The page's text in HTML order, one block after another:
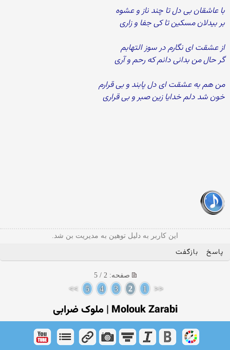
با عاشقان بی دل تا چند ناز و عشوه
بر بیدلان مسکین تا کی جفا و زاری
از عشقت ای نگارم در سوز التهابم
گر حال من بدانی دانم که رحم و آری
من هم به عشقت ای دل پابند و بی قرارم
خون شد دلم خدایا زین صبر و بی قراری
این کاربر به دلیل توهین به مدیریت بن شد.
پاسخ بازگفت
صفحه: 2 / 5
<<
1
2
3
4
5
>>
Molouk Zarabi | ملوک ضرابی